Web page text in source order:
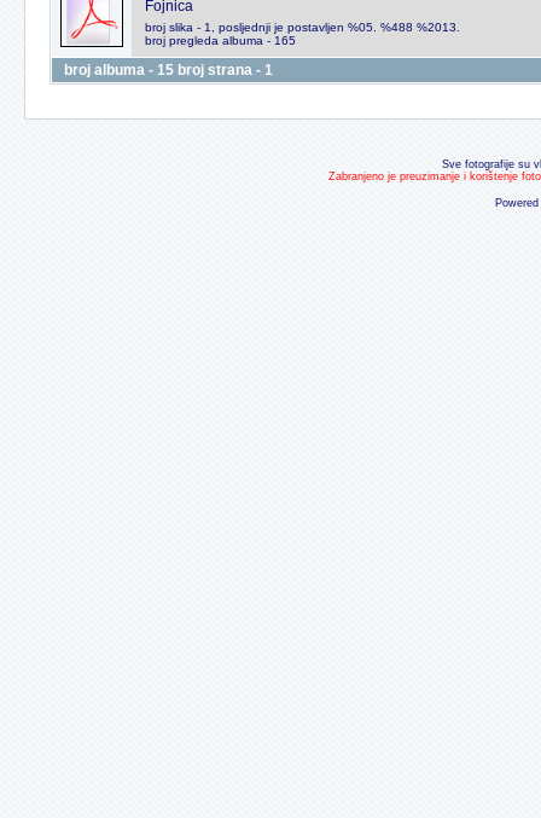
Fojnica
broj slika - 1, posljednji je postavljen %05. %488 %2013.
broj pregleda albuma - 165
broj albuma - 15 broj strana - 1
Sve fotografije su
Zabranjeno je preuzimanje i korištenje